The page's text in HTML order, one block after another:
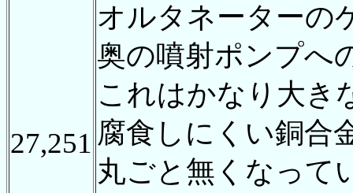
27,251
オルタネーターの
奥の噴射ポンプへ
これはかなり大き
腐食しにくい銅合
丸ごと無くなって